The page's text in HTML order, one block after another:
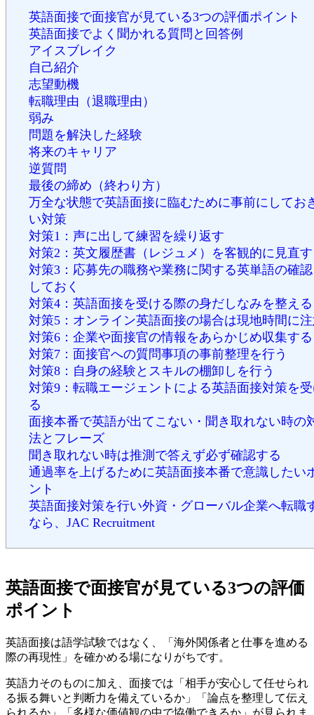
英語面接で面接官が見ている3つの評価ポイント
英語面接でよく聞かれる質問と回答例
アイスブレイク
自己紹介
志望動機
転職理由（退職理由）
弱み
問題を解決した経験
将来のキャリア
逆質問
最後の締め（終わり方）
万全な状態で英語面接に臨むために事前にしてお
い対策
対策1：声に出して練習を繰り返す
対策2：英文履歴書（レジュメ）を客観的に見直す
対策3：応募先の職務や業務に関する英単語の確
しておく
対策4：英語面接を受ける際の身だしなみを整える
対策5：オンライン英語面接の場合は現地時間に
対策6：企業や面接官の情報をあらかじめ収集する
対策7：面接官への質問事項の事前整理を行う
対策8：自身の経験とスキルの棚卸しを行う
対策9：転職エージェントによる英語面接対策を
る
面接本番で英語が出てこない・聞き取れない時の
法とフレーズ
聞き取れない時は推測で答えず必ず確認する
通過率を上げるために英語面接本番で意識したい
ント
英語面接対策を行い外資・グローバル企業へ転職
なら、JAC Recruitment
英語面接で面接官が見ている3つの評価
ポイント
英語面接は語学試験ではなく、「海外関係者と仕事を進める
際の再現性」を確かめる場になりがちです。
英語力そのものに加え、面接では「相手が安心して任せられ
る振る舞いと判断力を備えているか」「論点を整理して伝え
られるか」「多様な価値観の中で協働できるか」が見られま